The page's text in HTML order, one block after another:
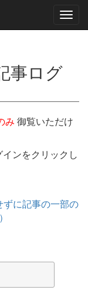
事ログ
み 御覧いただけ
ンをクリックし
に記事の一部の